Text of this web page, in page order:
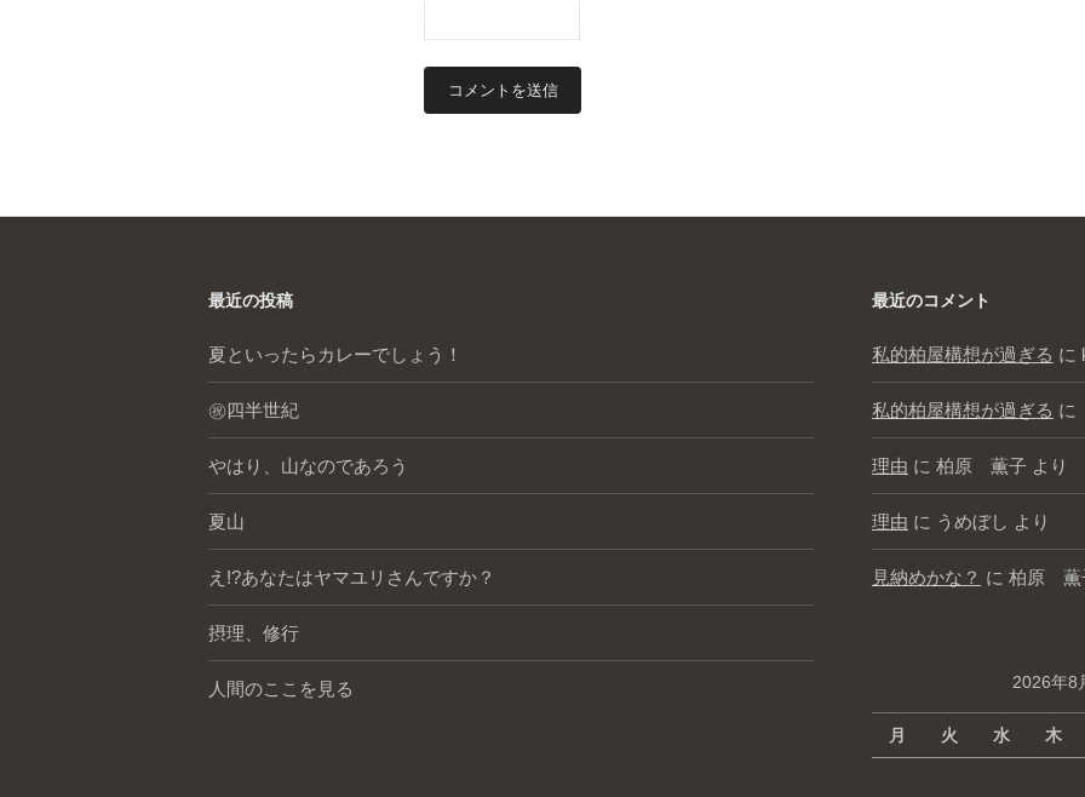
最近の投稿
夏といったらカレーでしょう！
㊗️四半世紀
やはり、山なのであろう
夏山
え!?あなたはヤマユリさんですか？
摂理、修行
人間のここを見る
最近のコメント
私的柏屋構想が過ぎる に
私的柏屋構想が過ぎる に
理由 に 柏原 薫子 より
理由 に うめぼし より
見納めかな？ に 柏原 薫
2026年8
月 火 水 木